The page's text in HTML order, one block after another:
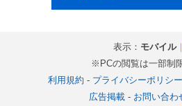
表示： モバイル｜
※PCの閲覧は一部制
利用規約 - プライバシーポリシー
広告掲載- お問い合わ